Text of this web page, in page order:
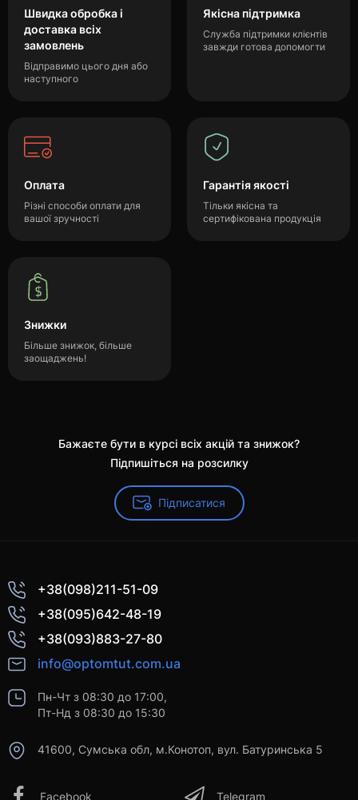
Швидка обробка і
доставка всіх
замовлень
Відправимо цього дня або
наступного
Якісна підтримка
Служба підтримки клієнтів
завжди готова допомогти
Оплата
Різні способи оплати для
вашої зручності
Гарантія якості
Тільки якісна та
сертифікована продукція
Знижки
Більше знижок, більше
заощаджень!
Бажаєте бути в курсі всіх акцій та знижок?
Підпишіться на розсилку
Підписатися
+38(098)211-51-09
+38(095)642-48-19
+38(093)883-27-80
info@optomtut.com.ua
Пн-Чт з 08:30 до 17:00,
Пт-Нд з 08:30 до 15:30
41600, Сумська обл, м.Конотоп, вул. Батуринська 5
Facebook Telegram